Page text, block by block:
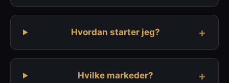
Hvordan starter jeg? +
Hvilke markeder? +